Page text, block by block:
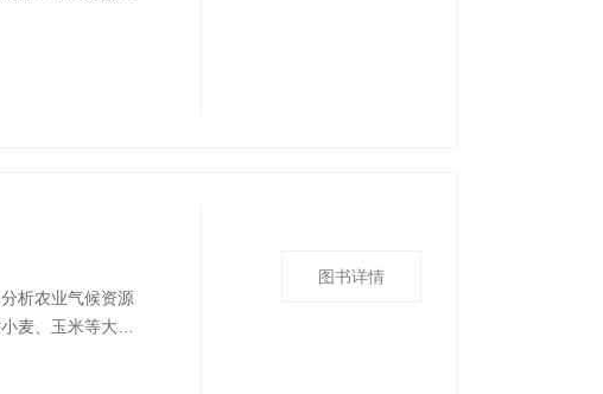
候图、极端气候
析农业气候资源
麦、玉米等大宗
象指标，精准匹
图书详情